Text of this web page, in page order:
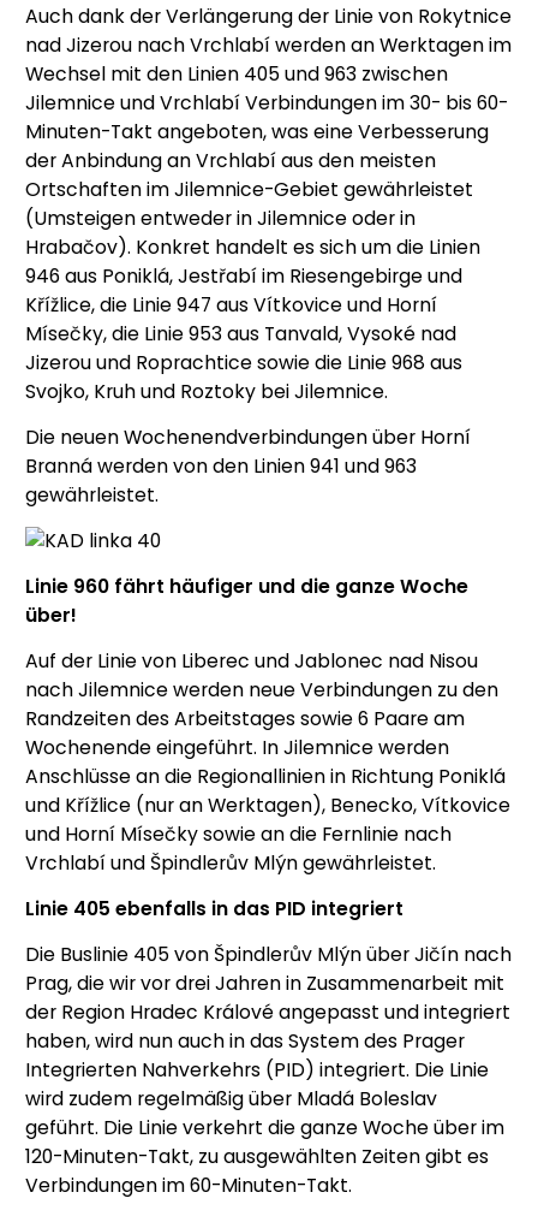
Auch dank der Verlängerung der Linie von Rokytnice
nad Jizerou nach Vrchlabí werden an Werktagen im
Wechsel mit den Linien 405 und 963 zwischen
Jilemnice und Vrchlabí Verbindungen im 30- bis 60-
Minuten-Takt angeboten, was eine Verbesserung
der Anbindung an Vrchlabí aus den meisten
Ortschaften im Jilemnice-Gebiet gewährleistet
(Umsteigen entweder in Jilemnice oder in
Hrabačov). Konkret handelt es sich um die Linien
946 aus Poniklá, Jestřabí im Riesengebirge und
Křížlice, die Linie 947 aus Vítkovice und Horní
Mísečky, die Linie 953 aus Tanvald, Vysoké nad
Jizerou und Roprachtice sowie die Linie 968 aus
Svojko, Kruh und Roztoky bei Jilemnice.
Die neuen Wochenendverbindungen über Horní
Branná werden von den Linien 941 und 963
gewährleistet.
Linie 960 fährt häufiger und die ganze Woche
über!
Auf der Linie von Liberec und Jablonec nad Nisou
nach Jilemnice werden neue Verbindungen zu den
Randzeiten des Arbeitstages sowie 6 Paare am
Wochenende eingeführt. In Jilemnice werden
Anschlüsse an die Regionallinien in Richtung Poniklá
und Křížlice (nur an Werktagen), Benecko, Vítkovice
und Horní Mísečky sowie an die Fernlinie nach
Vrchlabí und Špindlerův Mlýn gewährleistet.
Linie 405 ebenfalls in das PID integriert
Die Buslinie 405 von Špindlerův Mlýn über Jičín nach
Prag, die wir vor drei Jahren in Zusammenarbeit mit
der Region Hradec Králové angepasst und integriert
haben, wird nun auch in das System des Prager
Integrierten Nahverkehrs (PID) integriert. Die Linie
wird zudem regelmäßig über Mladá Boleslav
geführt. Die Linie verkehrt die ganze Woche über im
120-Minuten-Takt, zu ausgewählten Zeiten gibt es
Verbindungen im 60-Minuten-Takt.